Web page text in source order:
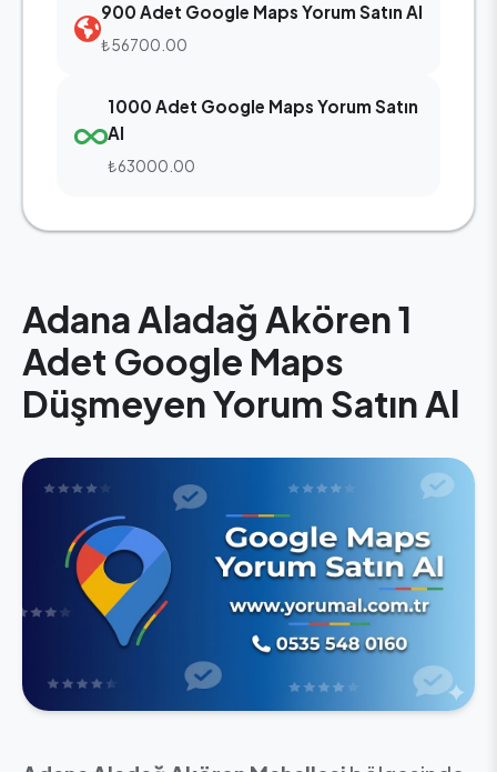
Adana Aladağ Akören 1
Adet Google Maps
Düşmeyen Yorum Satın Al
900 Adet Google Maps Yorum Satın Al
₺56700.00
1000 Adet Google Maps Yorum Satın
Al
₺63000.00